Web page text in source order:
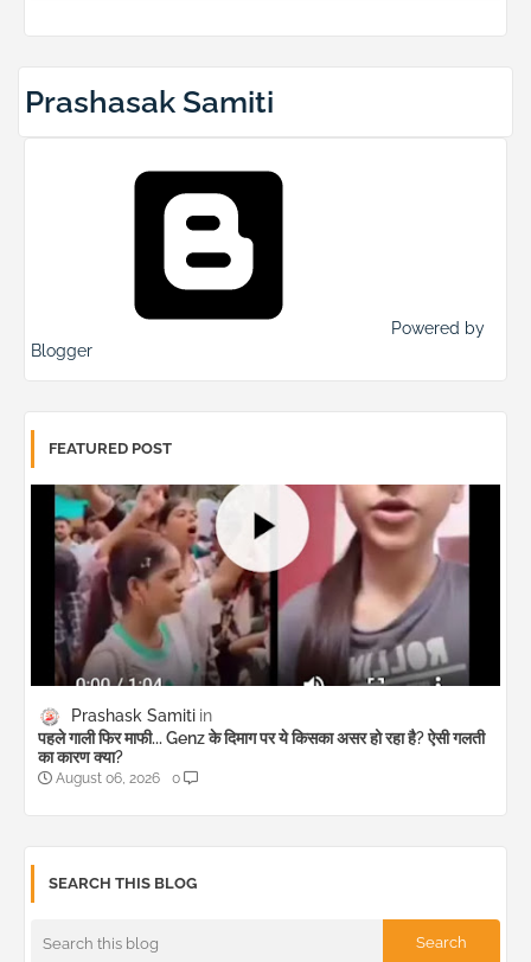
Prashasak Samiti
Powered by
Blogger
FEATURED POST
Prashask Samiti
पहले गाली फिर माफी... Genz के दिमाग पर ये किसका असर हो रहा है? ऐसी गलती
का कारण क्या?
August 06, 2026 0
SEARCH THIS BLOG